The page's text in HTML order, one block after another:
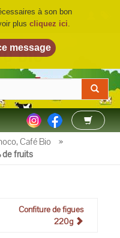
BIO©
Café Bio
»
de fruits
Confiture de figues
220g
à son bon
plus cliquez ici.